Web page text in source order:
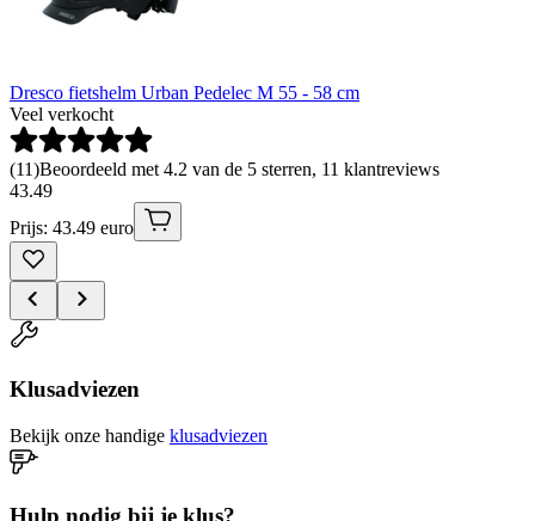
Dresco fietshelm Urban Pedelec M 55 - 58 cm
Veel verkocht
(11)Beoordeeld met 4.2 van de 5 sterren, 11 klantreviews
43.49
Prijs: 43.49 euro
Klusadviezen
Bekijk onze handige klusadviezen
Hulp nodig bij je klus?